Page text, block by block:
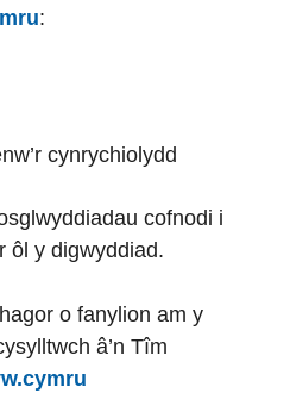
:
cynrychiolydd
cofnodi i
ôl y digwyddiad.
o fanylion am y
â’n Tîm